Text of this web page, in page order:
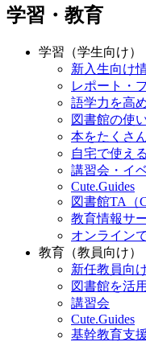
学習・教育
学習（学生向け）
新入生向け
レポート・
語学力を高
図書館の使
本をたくさ
自宅で使え
講習会・イ
Cute.Guides
図書館TA（
教育情報サ
オンライン
教育（教員向け）
新任教員向
図書館を活
講習会
Cute.Guides
基幹教育支